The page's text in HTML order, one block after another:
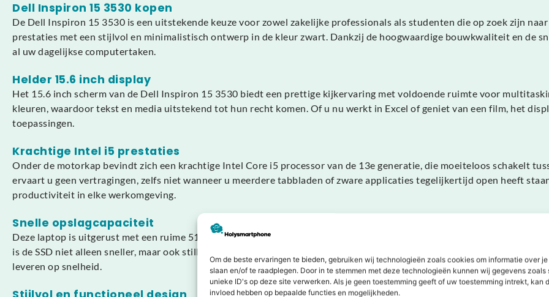
Om de beste ervaringen te bieden, gebruiken wij technologieën zoals cookies om informatie over
slaan en/of te raadplegen. Door in te stemmen met deze technologieën kunnen wij gegevens zoals
unieke ID's op deze site verwerken. Als je geen toestemming geeft of uw toestemming intrekt, kan
invloed hebben op bepaalde functies en mogelijkheden.
Dell Inspiron 15 3530 kopen
De Dell Inspiron 15 3530 is een uitstekende keuze voor zowel zakelijke professionals als studenten die op zoek zijn
prestaties met een stijlvol en minimalistisch ontwerp in de kleur zwart. Dankzij de hoogwaardige bouwkwaliteit en de
al uw dagelijkse computertaken.
Helder 15.6 inch display
Het 15.6 inch scherm van de Dell Inspiron 15 3530 biedt een prettige kijkervaring met voldoende ruimte voor
kleuren, waardoor tekst en media uitstekend tot hun recht komen. Of u nu werkt in Excel of geniet van een film, het
toepassingen.
Krachtige Intel i5 prestaties
Onder de motorkap bevindt zich een krachtige Intel Core i5 processor van de 13e generatie, die moeiteloos schakelt
ervaart u geen vertragingen, zelfs niet wanneer u meerdere tabbladen of zware applicaties tegelijkertijd open heeft
productiviteit in elke werkomgeving.
Snelle opslagcapaciteit
Deze laptop is uitgerust met een ruime 512 GB SSD, wat zorgt voor razendsnelle opstarttijden en directe toegang tot
is de SSD niet alleen sneller, maar ook stiller en minder gevoelig voor schokken. U heeft hiermee meer dan genoeg
leveren op snelheid.